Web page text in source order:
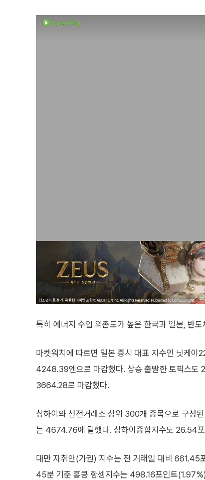
특히 에너지 수입 의존도가 높은 한국과 일본, 반
마켓워치에 따르면 일본 증시 대표 지수인 닛케
4248.39엔으로 마감했다. 상승 출발한 토픽스
3664.28로 마감했다.
상하이와 선전거래소 상위 300개 종목으로 구성
는 4674.76에 달했다. 상하이종합지수도 26.54
대만 자취안(가권) 지수는 전 거래일 대비
45분 기준 홍콩 항셍지수는 498.16포인트